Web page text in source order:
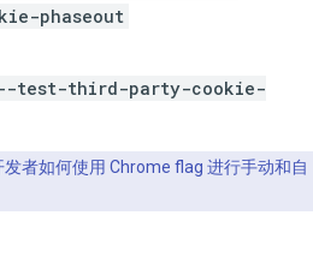
phaseout
--test-third-party-cookie-
发者如何使用 Chrome flag 进行手动和自